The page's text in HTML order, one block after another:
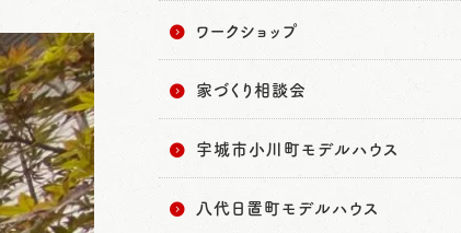
ワークショップ
家づくり相談会
宇城市小川町モデルハウス
八代日置町モデルハウス